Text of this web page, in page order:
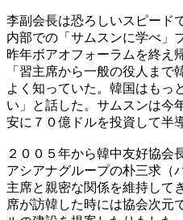
李副会長は恐ろしいスピード
内部での「サムスンに学べ」
昨年ボアオフォーラムを終え
「習主席から一般の役人まで
よく知っていた。韓国はもっ
い」と話した。サムスンは今
安に７０億ドルを投資して半
２００５年から韓中友好協会
アシアナグループの朴三求（
主席と親密な関係を維持して
席が訪韓した時には協会次元